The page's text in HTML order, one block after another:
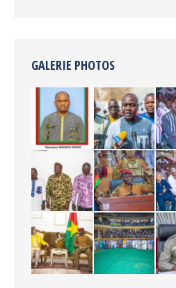
GALERIE PHOTOS